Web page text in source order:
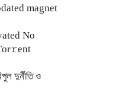
magnet
No
দুর্নীতি ও